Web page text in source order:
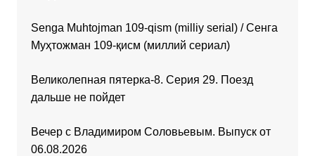
Senga Muhtojman 109-qism (milliy serial) / Сенга
Муҳтожман 109-қисм (миллий сериал)
Великолепная пятерка-8. Серия 29. Поезд
дальше не пойдет
Вечер с Владимиром Соловьевым. Выпуск от
06.08.2026